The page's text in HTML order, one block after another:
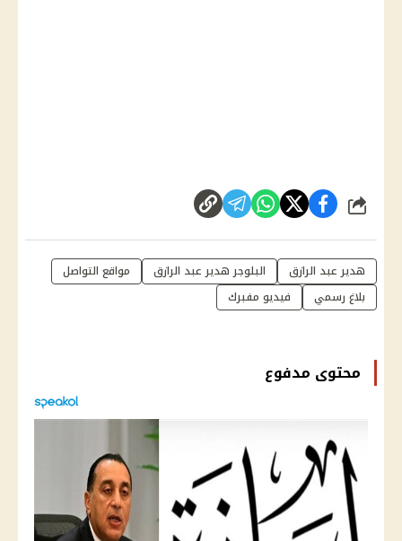
شارك
هدير عبد الرازق البلوجر هدير عبد الرازق
مواقع التواصل
بلاغ رسمي
فيديو مفبرك
محتوى مدفوع